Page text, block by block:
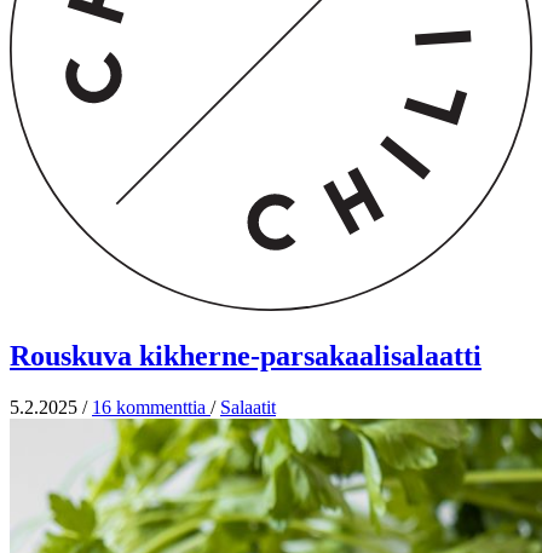
Rouskuva kikherne-parsakaalisalaatti
5.2.2025 / 16 kommenttia / Salaatit